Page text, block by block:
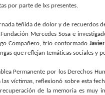
por parte de lxs presentes.
teñida de dolor y de recuerdos
Mercedes Sosa e
Compañero, trio conformado
que reflejan temáticas sociales y
Permanente por los Derechos
víctimas, reflexionó sobre esta
de la memoria es muy